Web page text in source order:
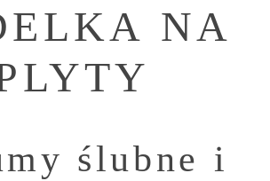
NA
ślubne i